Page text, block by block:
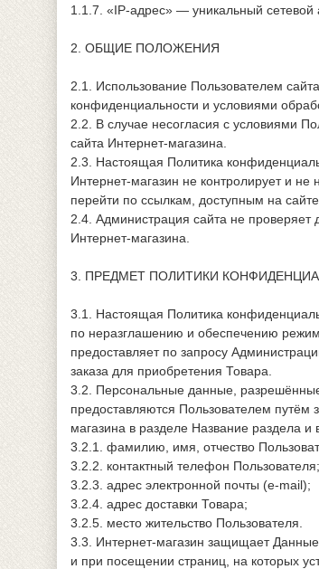
1.1.7. «IP-адрес» — уникальный сетевой
2. ОБЩИЕ ПОЛОЖЕНИЯ
2.1. Использование Пользователем
конфиденциальности и условиями
2.2. В случае несогласия с условиями
сайта Интернет-магазина.
2.3. Настоящая Политика
Интернет-магазин не контролирует и не
перейти по ссылкам, доступным на
2.4. Администрация сайта не проверяет
Интернет-магазина.
3. ПРЕДМЕТ ПОЛИТИКИ
3.1. Настоящая Политика
по неразглашению и обеспечению
предоставляет по запросу
заказа для приобретения Товара.
3.2. Персональные данные,
предоставляются Пользователем
магазина в разделе Название
3.2.1. фамилию, имя, отчество
3.2.2. контактный телефон Пользователя;
3.2.3. адрес электронной почты (e-mail);
3.2.4. адрес доставки Товара;
3.2.5. место жительство Пользователя.
3.3. Интернет-магазин защищает
и при посещении страниц, на которых